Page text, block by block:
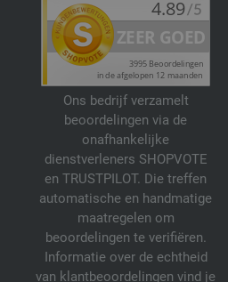
Ons bedrijf verzamelt
beoordelingen via de
onafhankelijke
dienstverleners SHOPVOTE
en TRUSTPILOT. Die treffen
automatische en handmatige
maatregelen om
beoordelingen te verifiëren.
Informatie over de echtheid
van klantbeoordelingen vind je